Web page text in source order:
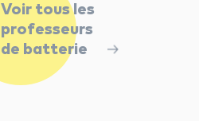
Voir tous les
professeurs
de batterie